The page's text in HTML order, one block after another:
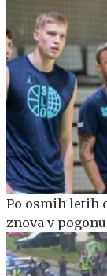
Po osmih letih
znova v pogonu